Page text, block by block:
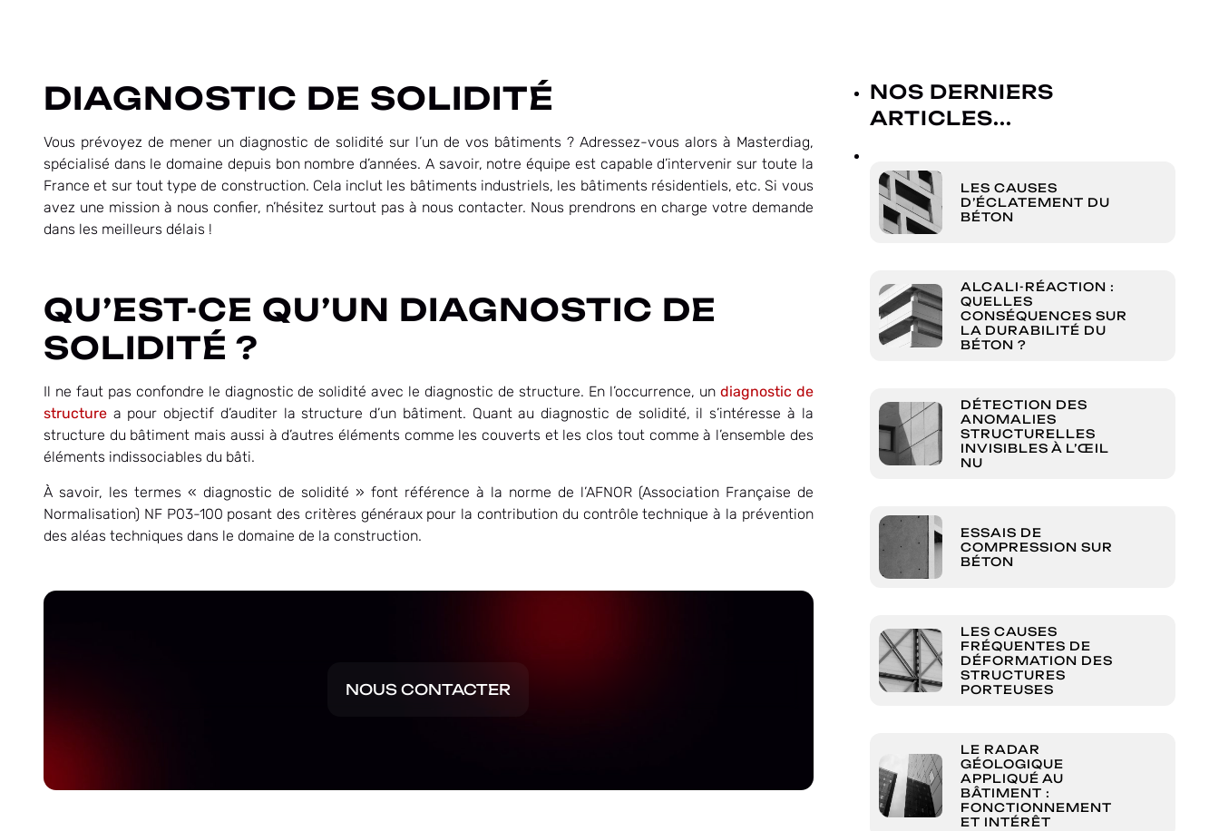
DIAGNOSTIC DE SOLIDITÉ
Vous prévoyez de mener un diagnostic de solidité sur l’un de vos bâtiments ? Adressez-vous alors à Masterdiag,
spécialisé dans le domaine depuis bon nombre d’années. A savoir, notre équipe est capable d’intervenir sur toute la
France et sur tout type de construction. Cela inclut les bâtiments industriels, les bâtiments résidentiels, etc. Si vous
avez une mission à nous confier, n’hésitez surtout pas à nous contacter. Nous prendrons en charge votre demande
dans les meilleurs délais !
QU’EST-CE QU’UN DIAGNOSTIC DE
SOLIDITÉ ?
Il ne faut pas confondre le diagnostic de solidité avec le diagnostic de structure. En l’occurrence, un diagnostic de
structure a pour objectif d’auditer la structure d’un bâtiment. Quant au diagnostic de solidité, il s’intéresse à la
structure du bâtiment mais aussi à d’autres éléments comme les couverts et les clos tout comme à l’ensemble des
éléments indissociables du bâti.
À savoir, les termes « diagnostic de solidité » font référence à la norme de l’AFNOR (Association Française de
Normalisation) NF P03-100 posant des critères généraux pour la contribution du contrôle technique à la prévention
des aléas techniques dans le domaine de la construction.
NOUS CONTACTER
NOS DERNIERS
ARTICLES...
LES CAUSES
D’ÉCLATEMENT DU
BÉTON
ALCALI-RÉACTION :
QUELLES
CONSÉQUENCES SUR
LA DURABILITÉ DU
BÉTON ?
DÉTECTION DES
ANOMALIES
STRUCTURELLES
INVISIBLES À L’ŒIL
NU
ESSAIS DE
COMPRESSION SUR
BÉTON
LES CAUSES
FRÉQUENTES DE
DÉFORMATION DES
STRUCTURES
PORTEUSES
LE RADAR
GÉOLOGIQUE
APPLIQUÉ AU
BÂTIMENT :
FONCTIONNEMENT
ET INTÉRÊT